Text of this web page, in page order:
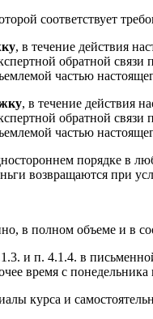
соответствует
, в течение действия
обратной
частью
, в течение действия
обратной
частью
порядке в
возвращаются при
в полном объеме и в
и п. 4.1.4. в
время с
курса и